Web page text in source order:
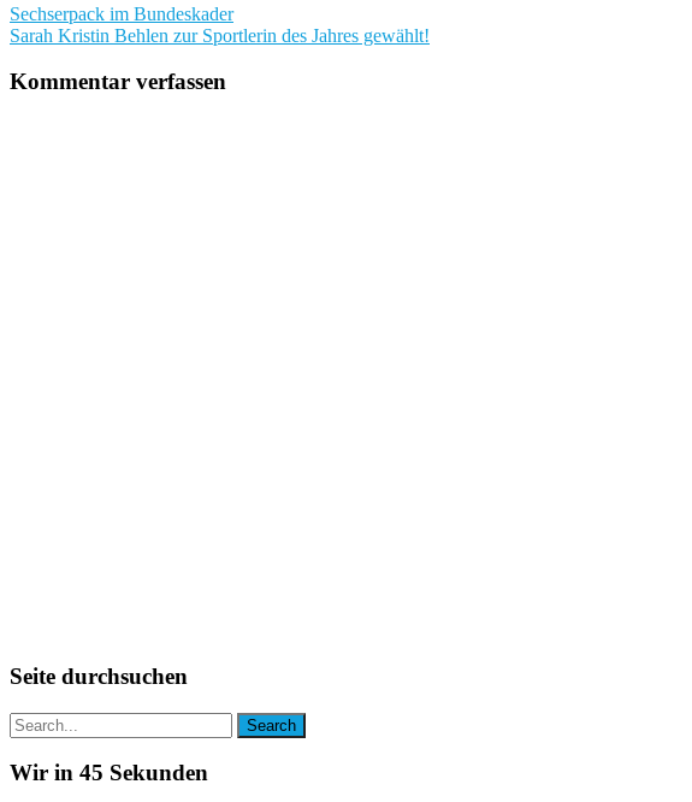
Beitragsnavigation
Sechserpack im Bundeskader
Sarah Kristin Behlen zur Sportlerin des Jahres gewählt!
Kommentar verfassen
Seite durchsuchen
Wir in 45 Sekunden